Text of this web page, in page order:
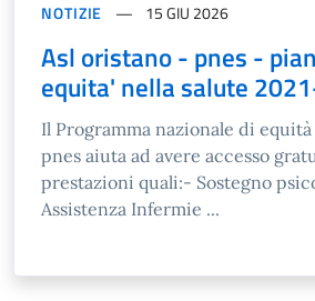
NOTIZIE 15 GIU 2026
Asl oristano - pnes -
equita' nella salute
Il Programma nazionale di
pnes aiuta ad avere accesso
prestazioni quali:- Sostegno
Assistenza Infermie ...